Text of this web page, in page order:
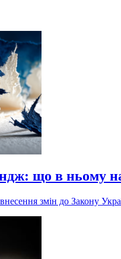
що в ньому
змін до Закону